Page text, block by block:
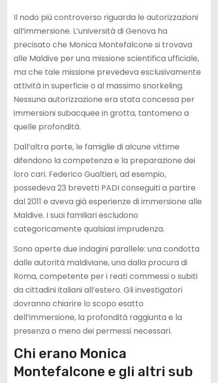
Il nodo più controverso riguarda le autorizzazioni
all’immersione. L’università di Genova ha
precisato che Monica Montefalcone si trovava
alle Maldive per una missione scientifica ufficiale,
ma che tale missione prevedeva esclusivamente
attività in superficie o al massimo snorkeling.
Nessuna autorizzazione era stata concessa per
immersioni subacquee in grotta, tantomeno a
quelle profondità.
Dall’altra parte, le famiglie di alcune vittime
difendono la competenza e la preparazione dei
loro cari. Federico Gualtieri, ad esempio,
possedeva 23 brevetti PADI conseguiti a partire
dal 2011 e aveva già esperienze di immersione alle
Maldive. I suoi familiari escludono
categoricamente qualsiasi imprudenza.
Sono aperte due indagini parallele: una condotta
dalle autorità maldiviane, una dalla procura di
Roma, competente per i reati commessi o subiti
da cittadini italiani all’estero. Gli investigatori
dovranno chiarire lo scopo esatto
dell’immersione, la profondità raggiunta e la
presenza o meno dei permessi necessari.
Chi erano Monica
Montefalcone e gli altri sub